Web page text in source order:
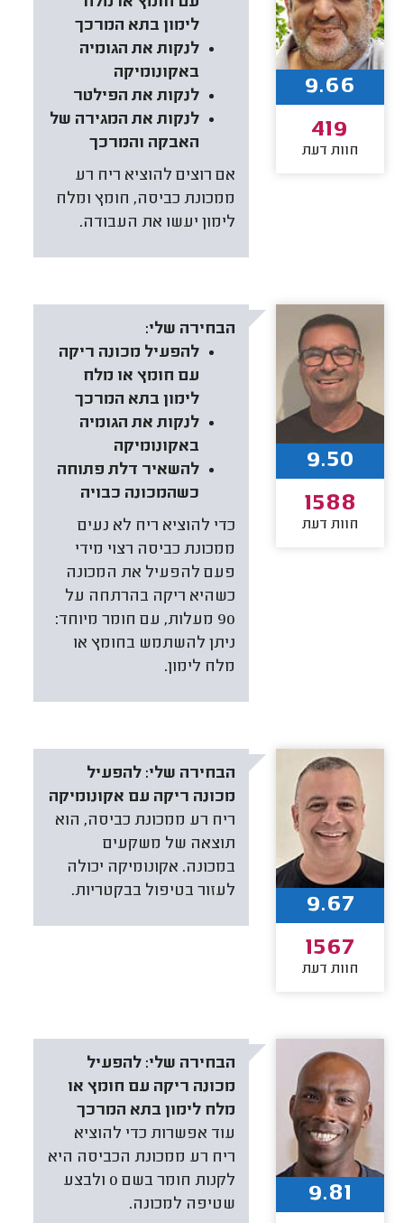
לימון בתא המרכך
לנקות את הגומיה
באקונומיקה
לנקות את הפילטר
לנקות את המגירה של
האבקה והמרכך
אם רוצים להוציא ריח רע
ממכונת כביסה, חומץ ומלח
לימון יעשו את העבודה.
9.66
419
חוות דעת
הבחירה שלי:
להפעיל מכונה ריקה
עם חומץ או מלח
לימון בתא המרכך
לנקות את הגומיה
באקונומיקה
להשאיר דלת פתוחה
כשהמכונה כבויה
כדי להוציא ריח לא נעים
ממכונת כביסה רצוי מידי
פעם להפעיל את המכונה
כשהיא ריקה בהרתחה על
90 מעלות, עם חומר מיוחד:
ניתן להשתמש בחומץ או
מלח לימון.
9.50
1588
חוות דעת
הבחירה שלי: להפעיל
מכונה ריקה עם אקונומיקה
ריח רע ממכונת כביסה, הוא
תוצאה של משקעים
במכונה. אקונומיקה יכולה
לעזור בטיפול בבקטריות.
9.67
1567
חוות דעת
הבחירה שלי: להפעיל
מכונה ריקה עם חומץ או
מלח לימון בתא המרכך
עוד אפשרות כדי להוציא
ריח רע ממכונת הכביסה היא
לקנות חומר בשם 0 ולבצע
שטיפה למכונה.
9.81